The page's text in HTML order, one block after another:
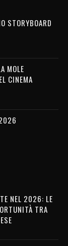
STORYBOARD
MOLE
CINEMA
NEL 2026: LE
TRA